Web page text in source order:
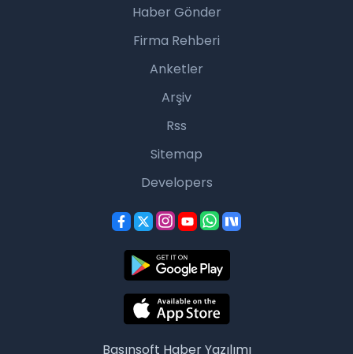
Haber Gönder
Firma Rehberi
Anketler
Arşiv
Rss
Sitemap
Developers
Basınsoft Haber Yazılımı